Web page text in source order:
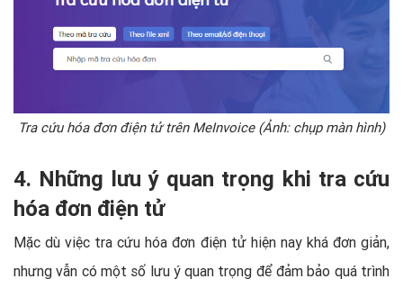
Tra cứu hóa đơn điện tử trên MeInvoice (Ảnh: chụp màn hình)
4. Những lưu ý quan trọng khi tra cứu
hóa đơn điện tử
Mặc dù việc tra cứu hóa đơn điện tử hiện nay khá đơn giản,
nhưng vẫn có một số lưu ý quan trọng để đảm bảo quá trình